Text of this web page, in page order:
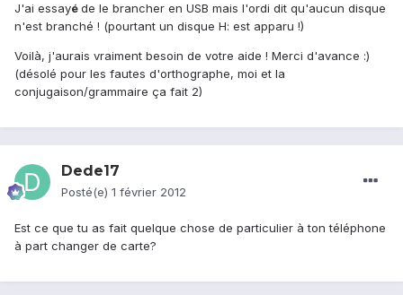
J'ai essayéde le brancher en USB mais l'ordi dit qu'aucun disque
n'est branché ! (pourtant un disque H: est apparu !)
Voilà, j'aurais vraiment besoin de votre aide ! Merci d'avance :)
(désolé pour les fautes d'orthographe, moi et la
conjugaison/grammaire ça fait 2)
Dede17
Posté(e) 1 février 2012
Est ce que tu as fait quelque chose de particulier à ton téléphone
à part changer de carte?